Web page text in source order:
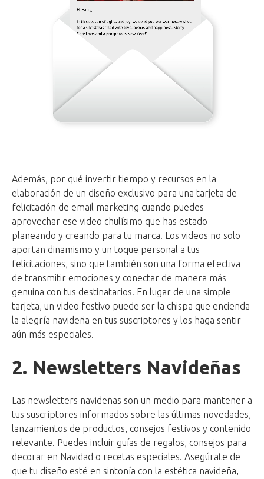
Además, por qué invertir tiempo y recursos en la
elaboración de un diseño exclusivo para una tarjeta de
felicitación de email marketing cuando puedes
aprovechar ese video chulísimo que has estado
planeando y creando para tu marca. Los videos no solo
aportan dinamismo y un toque personal a tus
felicitaciones, sino que también son una forma efectiva
de transmitir emociones y conectar de manera más
genuina con tus destinatarios. En lugar de una simple
tarjeta, un video festivo puede ser la chispa que encienda
la alegría navideña en tus suscriptores y los haga sentir
aún más especiales.
2. Newsletters Navideñas
Las newsletters navideñas son un medio para mantener a
tus suscriptores informados sobre las últimas novedades,
lanzamientos de productos, consejos festivos y contenido
relevante. Puedes incluir guías de regalos, consejos para
decorar en Navidad o recetas especiales. Asegúrate de
que tu diseño esté en sintonía con la estética navideña,